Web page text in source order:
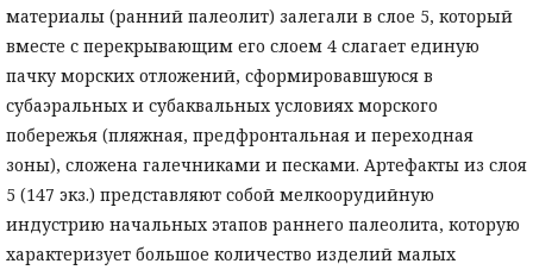
материалы (ранний палеолит) залегали в слое 5, который
вместе с перекрывающим его слоем 4 слагает единую
пачку морских отложений, сформировавшуюся в
субаэральных и субаквальных условиях морского
побережья (пляжная, предфронтальная и переходная
зоны), сложена галечниками и песками. Артефакты из слоя
5 (147 экз.) представляют собой мелкоорудийную
индустрию начальных этапов раннего палеолита, которую
характеризует большое количество изделий малых